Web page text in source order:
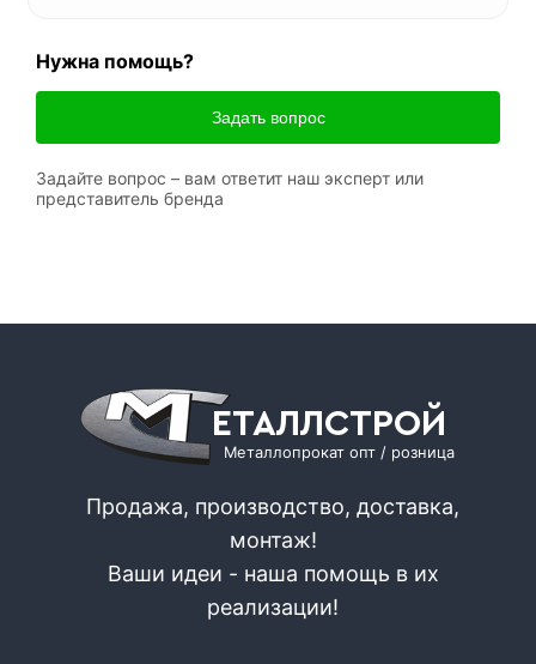
Нужна помощь?
Задать вопрос
Задайте вопрос – вам ответит наш эксперт или
представитель бренда
ЕТАЛЛСТРОЙ
Металлопрокат опт / розница
Продажа, производство, доставка,
монтаж!
Ваши идеи - наша помощь в их
реализации!